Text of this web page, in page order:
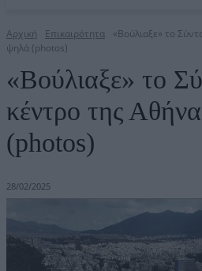
Αρχική Επικαιρότητα
«Βούλιαξε» το
ψηλά (photos)
«Βούλιαξε» το
κέντρο της
(photos)
28/02/2025